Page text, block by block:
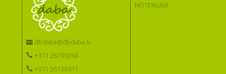
dbdaba@dbdaba.lv
+371 26739266
+371 26136411
NOTEIKUMI